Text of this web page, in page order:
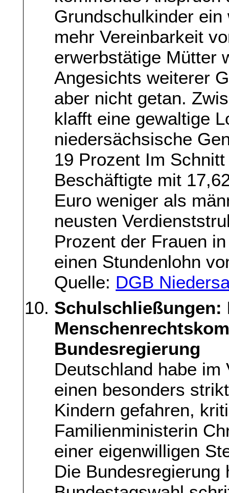
Grundschulkinder
mehr Vereinbarkeit
erwerbstätige Mütter
Angesichts weiterer
aber nicht getan.
klafft eine gewaltige
niedersächsische
19 Prozent Im
Beschäftigte mit
Euro weniger als
neusten
Prozent der Frauen
einen Stundenlohn
Quelle: DGB
Schulschließungen:
Bundesregierung
Deutschland habe im
einen besonders
Kindern gefahren,
Familienministerin
einer eigenwilligen
Die